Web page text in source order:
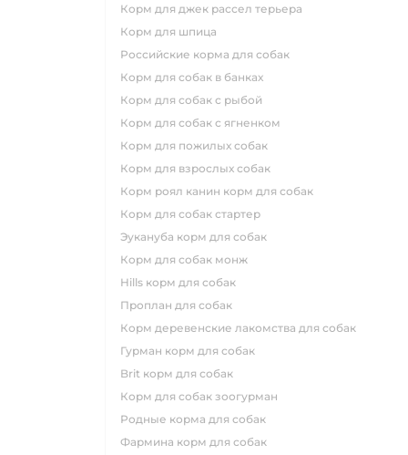
корм для джек рассел терьера
корм для шпица
российские корма для собак
корм для собак в банках
корм для собак с рыбой
корм для собак с ягненком
корм для пожилых собак
корм для взрослых собак
корм роял канин корм для собак
корм для собак стартер
эукануба корм для собак
корм для собак монж
hills корм для собак
проплан для собак
корм деревенские лакомства для собак
гурман корм для собак
brit корм для собак
корм для собак зоогурман
родные корма для собак
фармина корм для собак